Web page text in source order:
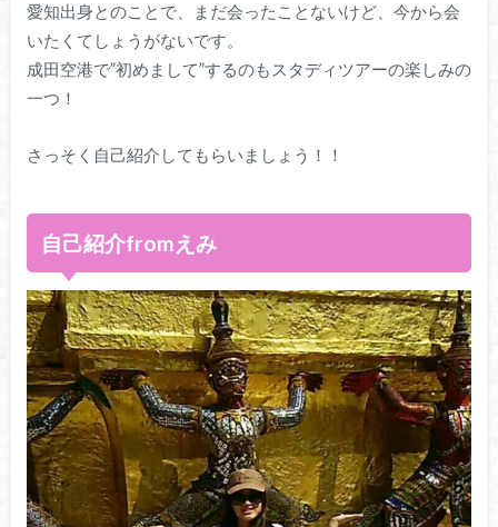
愛知出身とのことで、まだ会ったことないけど、今から会
いたくてしょうがないです。
成田空港で”初めまして”するのもスタディツアーの楽しみの
一つ！
さっそく自己紹介してもらいましょう！！
自己紹介fromえみ